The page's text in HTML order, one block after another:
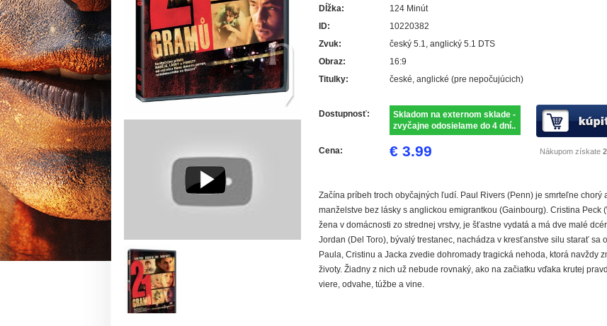
Dĺžka:
124 Minút
ID:
10220382
Zvuk:
český 5.1, anglický 5.1 DTS
Obraz:
16:9
Titulky:
české, anglické (pre nepočujúcich)
Dostupnosť:
Skladom na externom sklade -
zvyčajne odosielame do 4 dní..
Cena: € 3.99 Nákupom získate
Začína príbeh troch obyčajných ľudí. Paul Rivers (Penn) je smrteľne chorý
manželstve bez lásky s anglickou emigrantkou (Gainbourg). Cristina Peck
žena v domácnosti zo strednej vrstvy, je šťastne vydatá a má dve malé
Jordan (Del Toro), bývalý trestanec, nachádza v kresťanstve silu starať sa
Paula, Cristinu a Jacka zvedie dohromady tragická nehoda, ktorá navždy
životy. Žiadny z nich už nebude rovnaký, ako na začiatku vďaka krutej
viere, odvahe, túžbe a vine.